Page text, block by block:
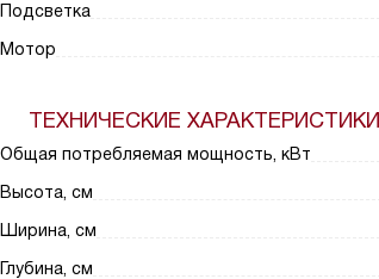
Подсветка
Мотор
ТЕХНИЧЕСКИЕ ХАРАКТЕРИСТИКИ
Общая потребляемая мощность, кВт
Высота, см
Ширина, см
Глубина, см